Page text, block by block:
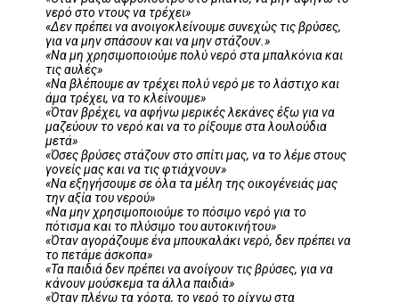
νερό στο ντους να τρέχει»
«Δεν πρέπει να ανοιγοκλείνουμε συνεχώς τις βρύσες,
για να μην σπάσουν και να μην στάζουν.»
«Να μη χρησιμοποιούμε πολύ νερό στα μπαλκόνια και
τις αυλές»
«Να βλέπουμε αν τρέχει πολύ νερό με το λάστιχο και
άμα τρέχει, να το κλείνουμε»
«Όταν βρέχει, να αφήνω μερικές λεκάνες έξω για να
μαζεύουν το νερό και να το ρίξουμε στα λουλούδια
μετά»
«Όσες βρύσες στάζουν στο σπίτι μας, να το λέμε στους
γονείς μας και να τις φτιάχνουν»
«Να εξηγήσουμε σε όλα τα μέλη της οικογένειάς μας
την αξία του νερού»
«Να μην χρησιμοποιούμε το πόσιμο νερό για το
πότισμα και το πλύσιμο του αυτοκινήτου»
«Όταν αγοράζουμε ένα μπουκαλάκι νερό, δεν πρέπει να
το πετάμε άσκοπα»
«Τα παιδιά δεν πρέπει να ανοίγουν τις βρύσες, για να
κάνουν μούσκεμα τα άλλα παιδιά»
«Όταν πλένω τα χόρτα, το νερό το ρίχνω στα